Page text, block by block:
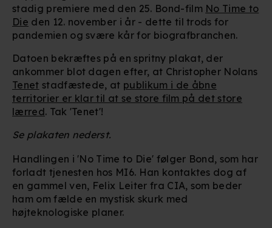
stadig premiere med den 25. Bond-film No Time to
Die den 12. november i år - dette til trods for
pandemien og svære kår for biografbranchen.
Datoen bekræftes på en spritny plakat, der
ankommer blot dagen efter, at Christopher Nolans
Tenet stadfæstede, at publikum i de åbne
territorier er klar til at se store film på det store
lærred. Tak 'Tenet'!
Se plakaten nederst.
Handlingen i 'No Time to Die' følger Bond, som har
forladt tjenesten hos MI6. Han kontaktes dog af
en gammel ven, Felix Leiter fra CIA, som beder
ham om fælde en mystisk skurk med
højteknologiske planer.